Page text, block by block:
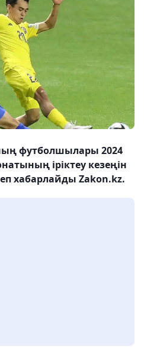
футболшылары 2024
іріктеу кезеңін
хабарлайды Zakon.kz.